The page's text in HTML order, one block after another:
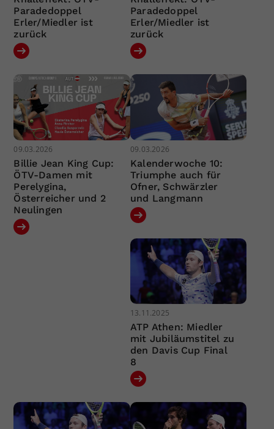
Paradedoppel
Erler/Miedler ist
zurück
Paradedoppel
Erler/Miedler ist
zurück
09.03.2026
Billie Jean King Cup:
ÖTV-Damen mit
Perelygina,
Österreicher und 2
Neulingen
09.03.2026
Kalenderwoche 10:
Triumphe auch für
Ofner, Schwärzler
und Langmann
13.11.2025
ATP Athen: Miedler
mit Jubiläumstitel zu
den Davis Cup Final
8